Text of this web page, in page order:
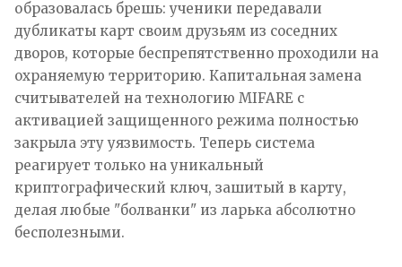
образовалась брешь: ученики передавали
дубликаты карт своим друзьям из соседних
дворов, которые беспрепятственно проходили на
охраняемую территорию. Капитальная замена
считывателей на технологию MIFARE с
активацией защищенного режима полностью
закрыла эту уязвимость. Теперь система
реагирует только на уникальный
криптографический ключ, зашитый в карту,
делая любые "болванки" из ларька абсолютно
бесполезными.